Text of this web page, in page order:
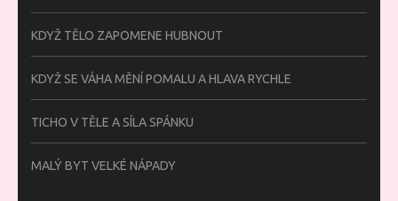
KDYŽ TĚLO ZAPOMENE HUBNOUT
KDYŽ SE VÁHA MĚNÍ POMALU A HLAVA RYCHLE
TICHO V TĚLE A SÍLA SPÁNKU
MALÝ BYT VELKÉ NÁPADY